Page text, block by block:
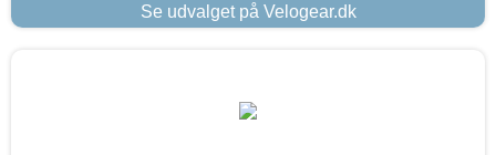
Se udvalget på Velogear.dk